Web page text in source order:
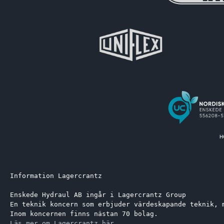
Information Lagercrantz
Enskede Hydraul AB ingår i Lagercrantz Group
En teknik koncern som erbjuder värdeskapande
Inom koncernen finns nästan 70 bolag.